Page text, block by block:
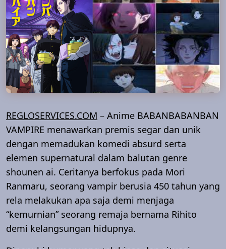
REGLOSERVICES.COM – Anime BABANBABANBAN
VAMPIRE menawarkan premis segar dan unik
dengan memadukan komedi absurd serta
elemen supernatural dalam balutan genre
shounen ai. Ceritanya berfokus pada Mori
Ranmaru, seorang vampir berusia 450 tahun yang
rela melakukan apa saja demi menjaga
“kemurnian” seorang remaja bernama Rihito
demi kelangsungan hidupnya.